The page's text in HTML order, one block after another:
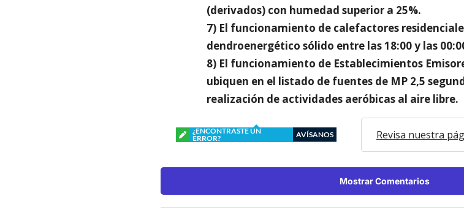
(derivados) con humedad superior a 25%.
7) El funcionamiento de calefactores
dendroenergético sólido entre las 18:00 y las
8) El funcionamiento de Establecimientos
ubiquen en el listado de fuentes de MP 2,5
realización de actividades aeróbicas al aire libre.
¿ENCONTRASTE UN
ERROR?
AVÍSANOS Revisa nuestra
Mostrar Comentarios